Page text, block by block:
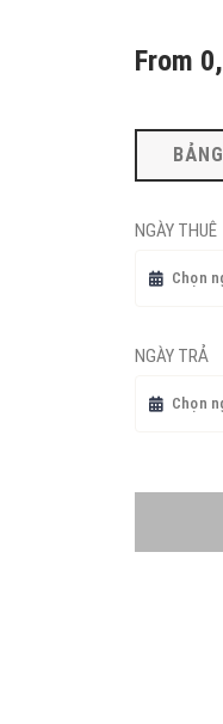
From
NGÀY THUÊ
NGÀY TRẢ